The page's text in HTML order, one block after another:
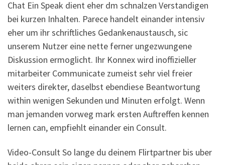
Chat Ein Speak dient eher dm schnalzen Verstandigen
bei kurzen Inhalten. Parece handelt einander intensiv
eher um ihr schriftliches Gedankenaustausch, sic
unserem Nutzer eine nette ferner ungezwungene
Diskussion ermoglicht. Ihr Konnex wird inoffizieller
mitarbeiter Communicate zumeist sehr viel freier
weiters direkter, daselbst ebendiese Beantwortung
within wenigen Sekunden und Minuten erfolgt. Wenn
man jemanden vorweg mark ersten Auftreffen kennen
lernen can, empfiehlt einander ein Consult.
Video-Consult So lange du deinem Flirtpartner bis uber